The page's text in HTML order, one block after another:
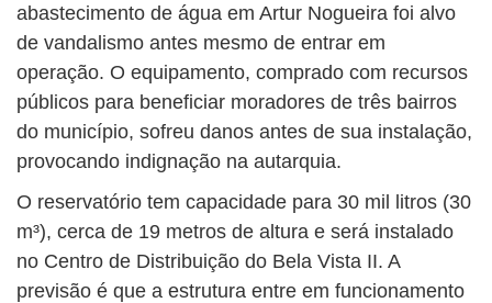
abastecimento de água em Artur Nogueira foi alvo
de vandalismo antes mesmo de entrar em
operação. O equipamento, comprado com recursos
públicos para beneficiar moradores de três bairros
do município, sofreu danos antes de sua instalação,
provocando indignação na autarquia.
O reservatório tem capacidade para 30 mil litros (30
m³), cerca de 19 metros de altura e será instalado
no Centro de Distribuição do Bela Vista II. A
previsão é que a estrutura entre em funcionamento